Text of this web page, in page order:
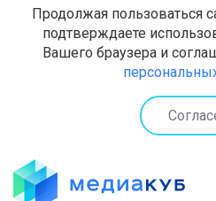
Продолжая пользоваться
подтверждаете
Вашего браузера и